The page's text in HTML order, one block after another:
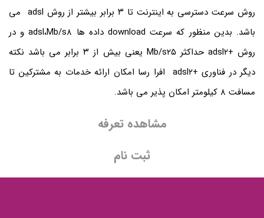
روش سرعت دسترسی به اینترنت تا ۳ برابر بیشتر از روش adsl می
باشد. بدین منظور که سرعت download داده ها adsl،Mb/s۸ و در
روش +adsl۲ حداکثر Mb/s۲۵ یعنی بیش از ۳ برابر می باشد نکته
دیگر در فناوری +adsl۲ افرا رسا امکان ارائه خدمات به مشترکین تا
مسافت ۸ کیلومتر امکان پذیر می باشد.
مشاهده تعرفه
ثبت نام